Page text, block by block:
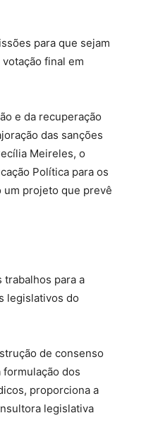
para que sejam
final em
e da recuperação
das sanções
Meireles, o
Política para os
um projeto que prevê
para a
legislativos do
de consenso
dos
proporciona a
legislativa